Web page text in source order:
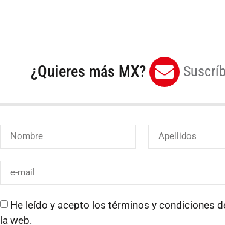
¿Quieres más MX?
He leído y acepto los términos y condiciones
la web.